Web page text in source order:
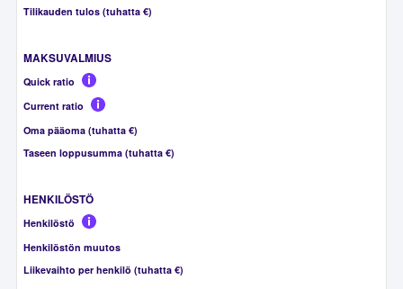
Tilikauden tulos (tuhatta €)
MAKSUVALMIUS
Quick ratio
Current ratio
Oma pääoma (tuhatta €)
Taseen loppusumma (tuhatta €)
HENKILÖSTÖ
Henkilöstö
Henkilöstön muutos
Liikevaihto per henkilö (tuhatta €)